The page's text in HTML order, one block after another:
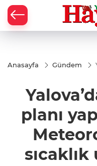
Anasayfa Gündem
planı
sıcaklık